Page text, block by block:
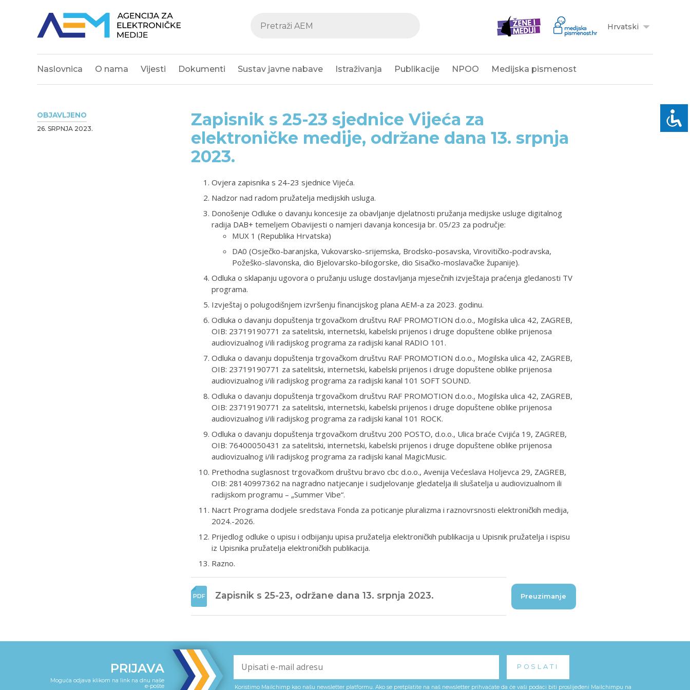
Hrvatski
Naslovnica O nama Vijesti Dokumenti Sustav javne nabave Istraživanja Publikacije NPOO Medijska pismenost
OBJAVLJENO
26. SRPNJA 2023.
Zapisnik s 25-23 sjednice Vijeća za
elektroničke medije, održane dana 13. srpnja
2023.
Ovjera zapisnika s 24-23 sjednice Vijeća.
Nadzor nad radom pružatelja medijskih usluga.
Donošenje Odluke o davanju koncesije za obavljanje djelatnosti pružanja medijske usluge digitalnog
radija DAB+ temeljem Obavijesti o namjeri davanja koncesija br. 05/23 za područje:
MUX 1 (Republika Hrvatska)
DA0 (Osječko-baranjska, Vukovarsko-srijemska, Brodsko-posavska, Virovitičko-podravska,
Požeško-slavonska, dio Bjelovarsko-bilogorske, dio Sisačko-moslavačke županije).
Odluka o sklapanju ugovora o pružanju usluge dostavljanja mjesečnih izvještaja praćenja gledanosti TV
programa.
Izvještaj o polugodišnjem izvršenju financijskog plana AEM-a za 2023. godinu.
Odluka o davanju dopuštenja trgovačkom društvu RAF PROMOTION d.o.o., Mogilska ulica 42, ZAGREB,
OIB: 23719190771 za satelitski, internetski, kabelski prijenos i druge dopuštene oblike prijenosa
audiovizualnog i/ili radijskog programa za radijski kanal RADIO 101.
Odluka o davanju dopuštenja trgovačkom društvu RAF PROMOTION d.o.o., Mogilska ulica 42, ZAGREB,
OIB: 23719190771 za satelitski, internetski, kabelski prijenos i druge dopuštene oblike prijenosa
audiovizualnog i/ili radijskog programa za radijski kanal 101 SOFT SOUND.
Odluka o davanju dopuštenja trgovačkom društvu RAF PROMOTION d.o.o., Mogilska ulica 42, ZAGREB,
OIB: 23719190771 za satelitski, internetski, kabelski prijenos i druge dopuštene oblike prijenosa
audiovizualnog i/ili radijskog programa za radijski kanal 101 ROCK.
Odluka o davanju dopuštenja trgovačkom društvu 200 POSTO, d.o.o., Ulica braće Cvijića 19, ZAGREB,
OIB: 76400050431 za satelitski, internetski, kabelski prijenos i druge dopuštene oblike prijenosa
audiovizualnog i/ili radijskog programa za radijski kanal MagicMusic.
Prethodna suglasnost trgovačkom društvu bravo cbc d.o.o., Avenija Većeslava Holjevca 29, ZAGREB,
OIB: 28140997362 na nagradno natjecanje i sudjelovanje gledatelja ili slušatelja u audiovizualnom ili
radijskom programu – „Summer Vibe“.
Nacrt Programa dodjele sredstava Fonda za poticanje pluralizma i raznovrsnosti elektroničkih medija,
2024.-2026.
Prijedlog odluke o upisu i odbijanju upisa pružatelja elektroničkih publikacija u Upisnik pružatelja i ispisu
iz Upisnika pružatelja elektroničkih publikacija.
Razno.
Zapisnik s 25-23, održane dana 13. srpnja 2023. Preuzimanje
PRIJAVA
Moguća odjava klikom na link na dnu naše
e-pošte
Koristimo Mailchimp kao našu newsletter platformu. Ako se pretplatite na naš newsletter prihvaćate da će vaši podaci biti proslijeđeni Mailchimpu na